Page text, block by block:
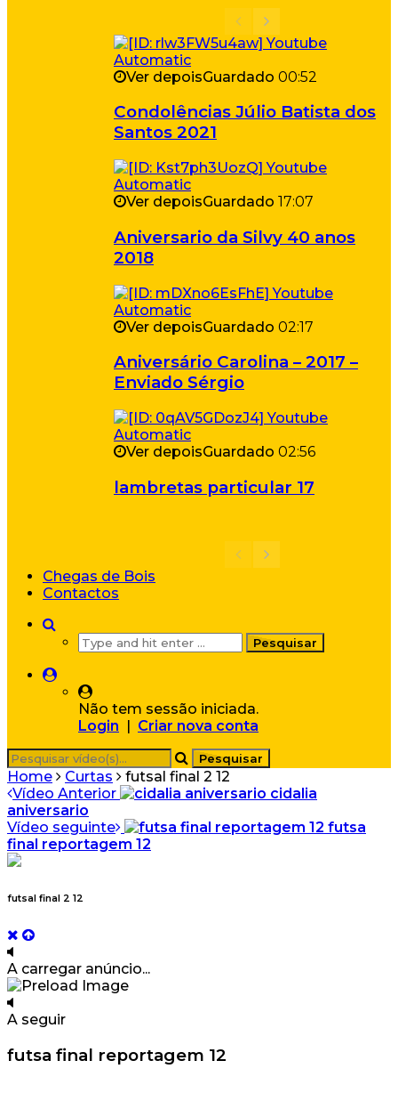
Ver depoisGuardado 00:52
Condolências Júlio Batista dos
Santos 2021
Ver depoisGuardado 17:07
Aniversario da Silvy 40 anos
2018
Ver depoisGuardado 02:17
Aniversário Carolina – 2017 –
Enviado Sérgio
Ver depoisGuardado 02:56
lambretas particular 17
Chegas de Bois
Contactos
Não tem sessão iniciada.
Login
Criar nova conta
Home Curtas
futsal final 2 12
Vídeo Anterior
cidalia
aniversario
Vídeo seguinte
futsa
final reportagem 12
futsal final 2 12
A carregar anúncio...
A seguir
futsa final reportagem 12